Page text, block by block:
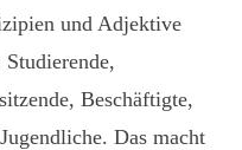
und Adjektive
Beschäftigte,
Das macht